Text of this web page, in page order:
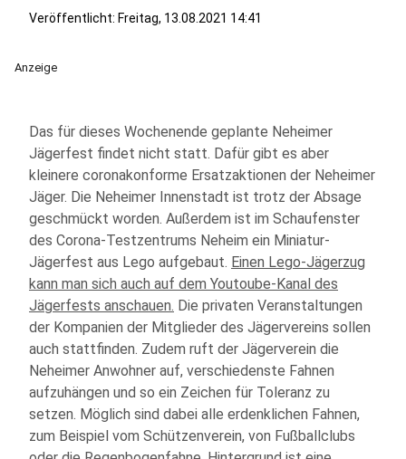
Veröffentlicht: Freitag, 13.08.2021 14:41
Anzeige
Das für dieses Wochenende geplante Neheimer
Jägerfest findet nicht statt. Dafür gibt es aber
kleinere coronakonforme Ersatzaktionen der Neheimer
Jäger. Die Neheimer Innenstadt ist trotz der Absage
geschmückt worden. Außerdem ist im Schaufenster
des Corona-Testzentrums Neheim ein Miniatur-
Jägerfest aus Lego aufgebaut. Einen Lego-Jägerzug
kann man sich auch auf dem Youtoube-Kanal des
Jägerfests anschauen. Die privaten Veranstaltungen
der Kompanien der Mitglieder des Jägervereins sollen
auch stattfinden. Zudem ruft der Jägerverein die
Neheimer Anwohner auf, verschiedenste Fahnen
aufzuhängen und so ein Zeichen für Toleranz zu
setzen. Möglich sind dabei alle erdenklichen Fahnen,
zum Beispiel vom Schützenverein, von Fußballclubs